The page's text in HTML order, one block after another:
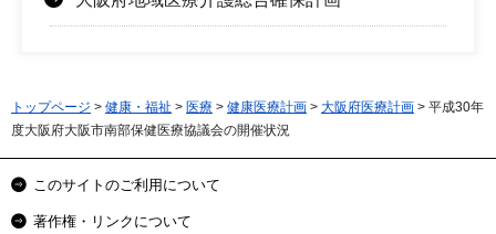
トップページ > 健康・福祉 > 医療 > 健康医療計画 > 大阪府医療計画 > 平成30年
度大阪府大阪市南部保健医療協議会の開催状況
このサイトのご利用について
著作権・リンクについて